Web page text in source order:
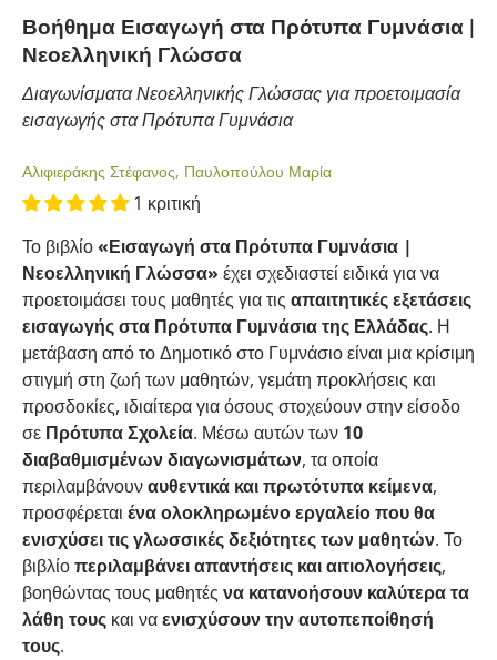
Βοήθημα Εισαγωγή στα Πρότυπα Γυμνάσια |
Νεοελληνική Γλώσσα
Διαγωνίσματα Νεοελληνικής Γλώσσας για προετοιμασία
εισαγωγής στα Πρότυπα Γυμνάσια
Αλιφιεράκης Στέφανος, Παυλοπούλου Μαρία
1 κριτική
Το βιβλίο«Εισαγωγή στα Πρότυπα Γυμνάσια |
Νεοελληνική Γλώσσα» έχει σχεδιαστεί ειδικά για να
προετοιμάσει τους μαθητές για τις απαιτητικές εξετάσεις
εισαγωγής στα Πρότυπα Γυμνάσια της Ελλάδας. Η
μετάβαση από το Δημοτικό στο Γυμνάσιο είναι μια κρίσιμη
στιγμή στη ζωή των μαθητών, γεμάτη προκλήσεις και
προσδοκίες, ιδιαίτερα για όσους στοχεύουν στην είσοδο
σε Πρότυπα Σχολεία. Μέσω αυτών των 10
διαβαθμισμένων διαγωνισμάτων, τα οποία
περιλαμβάνουναυθεντικά και πρωτότυπα κείμενα,
προσφέρεται ένα ολοκληρωμένο εργαλείο που θα
ενισχύσει τις γλωσσικές δεξιότητες των μαθητών. Το
βιβλίοπεριλαμβάνει απαντήσεις και αιτιολογήσεις,
βοηθώντας τους μαθητές να κατανοήσουν καλύτερα τα
λάθη τους και ναενισχύσουν την αυτοπεποίθησή
τους.